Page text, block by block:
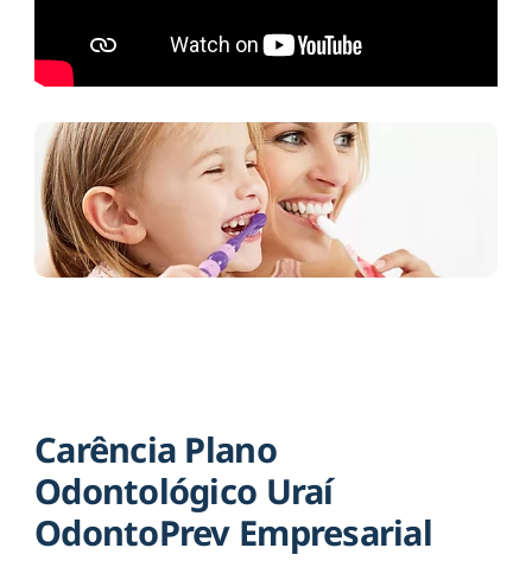
Carência Plano
Odontológico Uraí
OdontoPrev Empresarial